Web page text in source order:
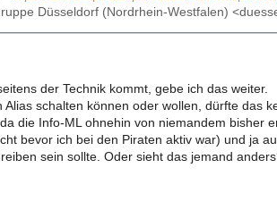
Düsseldorf (Nordrhein-Westfalen)
der Technik kommt, gebe ich das weiter.
Alias schalten können oder wollen, dürfte das
die Info-ML ohnehin von niemandem bisher
bevor ich bei den Piraten aktiv war) und ja
sein sollte. Oder sieht das jemand